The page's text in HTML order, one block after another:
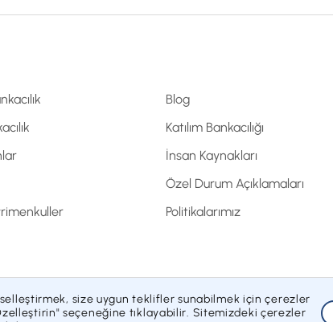
Blog
Katılım Bankacılığı
İnsan Kaynakları
Özel Durum Açıklamaları
Politikalarımız
Bilgi Toplumu Hizmetleri Sözleşmeler ve Formlar Gizlilik Politikası
size uygun teklifler sunabilmek için çerezler
seçeneğine tıklayabilir. Sitemizdeki çerezler